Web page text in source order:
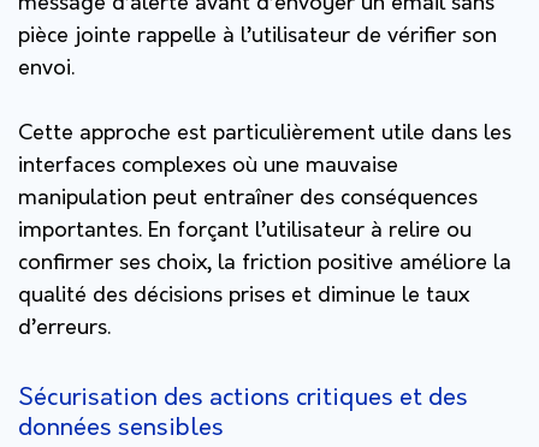
pièce jointe rappelle à l’utilisateur de vérifier son
envoi.
Cette approche est particulièrement utile dans les
interfaces complexes où une mauvaise
manipulation peut entraîner des conséquences
importantes. En forçant l’utilisateur à relire ou
confirmer ses choix, la friction positive améliore la
qualité des décisions prises et diminue le taux
d’erreurs.
Sécurisation des actions critiques et des
données sensibles